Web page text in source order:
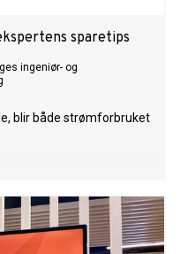
sparetips
ingeniør- og
blir både strømforbruket